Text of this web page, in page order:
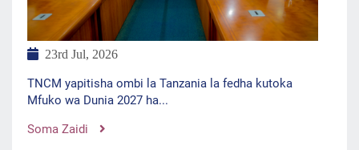
23rd Jul, 2026
TNCM yapitisha ombi la Tanzania la fedha kutoka
Mfuko wa Dunia 2027 ha...
Soma Zaidi